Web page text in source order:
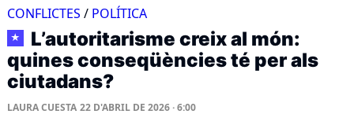
CONFLICTES / POLÍTICA
★
L’autoritarisme creix al món:
quines conseqüències té per als
ciutadans?
LAURA CUESTA 22 D'ABRIL DE 2026 · 6:00